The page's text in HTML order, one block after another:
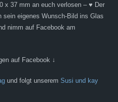
x 37 mm an euch verlosen – ♥️ Der
sein eigenes Wunsch-Bild ins Glas
nimm auf Facebook am
auf Facebook ↓
und folgt unserem Susi und kay